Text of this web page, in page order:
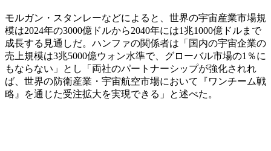
モルガン・スタンレーなどによると、世界の宇宙産業市場規
模は2024年の3000億ドルから2040年には1兆1000億ドルまで
成長する見通しだ。ハンファの関係者は「国内の宇宙企業の
売上規模は3兆5000億ウォン水準で、グローバル市場の1％に
もならない」とし「両社のパートナーシップが強化されれ
ば、世界の防衛産業・宇宙航空市場において『ワンチーム戦
略』を通じた受注拡大を実現できる」と述べた。